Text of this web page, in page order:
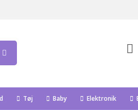
Tøj Baby Elektronik